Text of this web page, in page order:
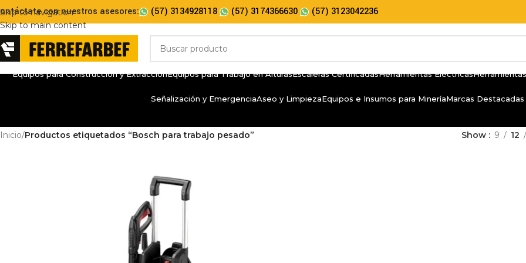
Skip to navigation
Skip to main content
con nuestros asesores: (57) 3134928118 (57) 3174366630 (57) 3123042236
Equipos para Construcción y ExtracciónEquipos para Trabajo en AlturasEscaleras CertificadasHerramientas Eléctricas
Señalización y EmergenciaAseo y LimpiezaEquipos e Insumos para MineríaMarcas
Inicio/Productos etiquetados “Bosch para trabajo pesado” Show 9 12